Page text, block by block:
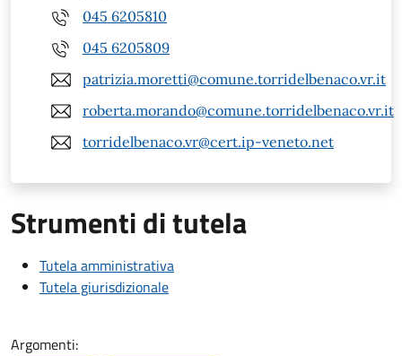
045 6205810
045 6205809
patrizia.moretti@comune.torridelbenaco.vr.it
roberta.morando@comune.torridelbenaco.vr.it
torridelbenaco.vr@cert.ip-veneto.net
Strumenti di tutela
Tutela amministrativa
Tutela giurisdizionale
Argomenti: